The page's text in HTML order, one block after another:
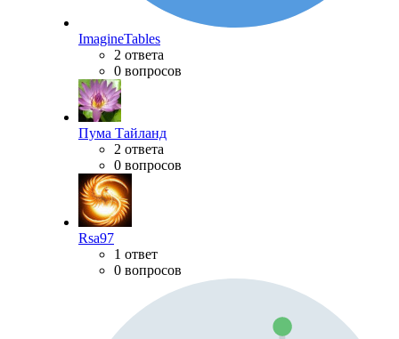
ImagineTables
2 ответа
0 вопросов
Пума Тайланд
2 ответа
0 вопросов
Rsa97
1 ответ
0 вопросов